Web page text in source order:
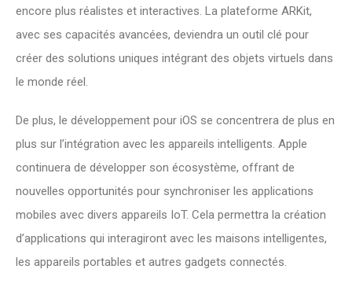
encore plus réalistes et interactives. La plateforme ARKit,
avec ses capacités avancées, deviendra un outil clé pour
créer des solutions uniques intégrant des objets virtuels dans
le monde réel.
De plus, le développement pour iOS se concentrera de plus en
plus sur l’intégration avec les appareils intelligents. Apple
continuera de développer son écosystème, offrant de
nouvelles opportunités pour synchroniser les applications
mobiles avec divers appareils IoT. Cela permettra la création
d’applications qui interagiront avec les maisons intelligentes,
les appareils portables et autres gadgets connectés.